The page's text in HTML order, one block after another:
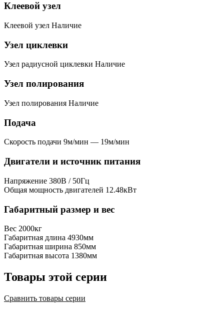
Клеевой узел
Клеевой узел Наличие
Узел циклевки
Узел радиусной циклевки Наличие
Узел полирования
Узел полирования Наличие
Подача
Скорость подачи 9м/мин — 19м/мин
Двигатели и источник питания
Напряжение 380В / 50Гц
Общая мощность двигателей 12.48кВт
Габаритный размер и вес
Вес 2000кг
Габаритная длина 4930мм
Габаритная ширина 850мм
Габаритная высота 1380мм
Товары этой серии
Сравнить товары серии